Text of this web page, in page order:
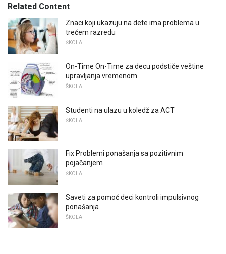
Related Content
Znaci koji ukazuju na dete ima problema u
trećem razredu
ŠKOLA
On-Time On-Time za decu podstiče veštine
upravljanja vremenom
ŠKOLA
Studenti na ulazu u koledž za ACT
ŠKOLA
Fix Problemi ponašanja sa pozitivnim
pojačanjem
ŠKOLA
Saveti za pomoć deci kontroli impulsivnog
ponašanja
ŠKOLA